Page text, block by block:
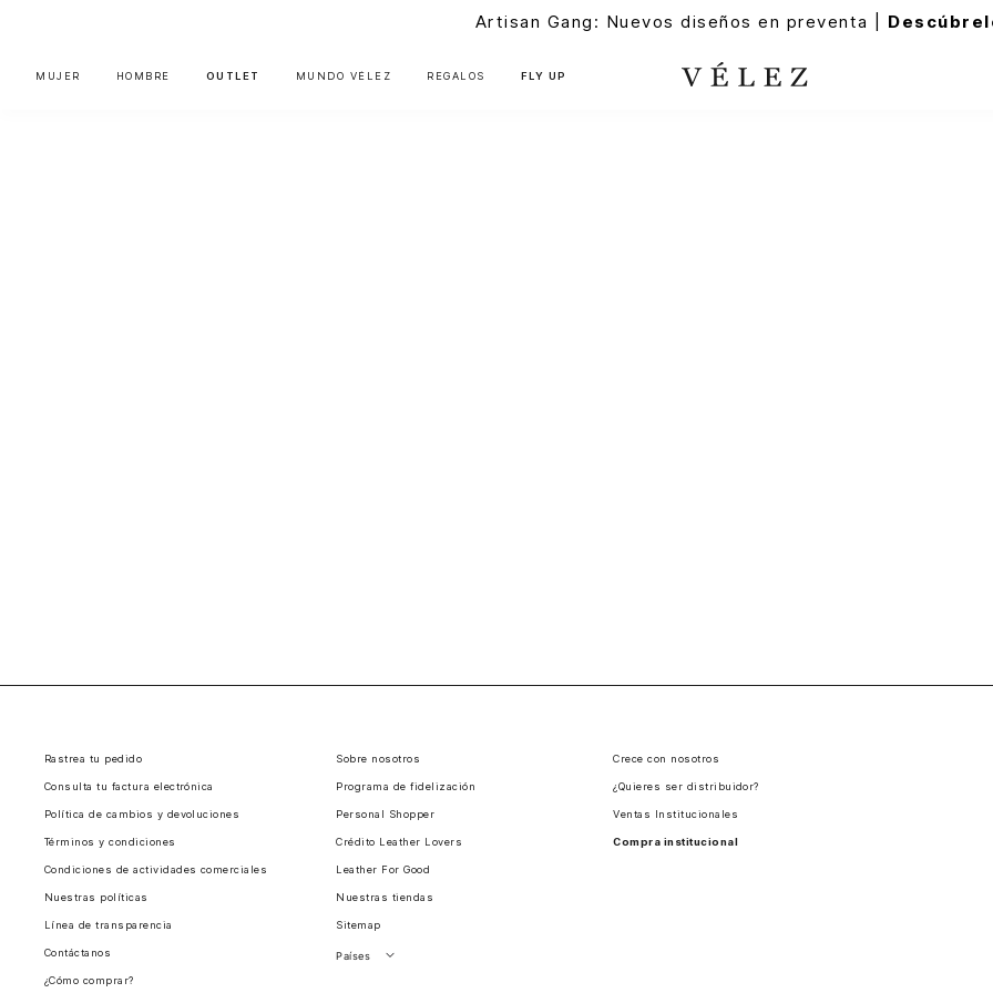
Artisan Gang: Nuevos diseños en preventa |
MUJER HOMBRE OUTLET MUNDO VÉLEZ REGALOS FLY UP
Rastrea tu pedido
Consulta tu factura electrónica
Política de cambios y devoluciones
Términos y condiciones
Condiciones de actividades comerciales
Nuestras políticas
Línea de transparencia
Contáctanos
¿Cómo comprar?
Sobre nosotros
Programa de fidelización
Personal Shopper
Crédito Leather Lovers
Leather For Good
Nuestras tiendas
Sitemap
Países
Crece con nosotros
¿Quieres ser distribuidor?
Ventas Institucionales
Compra institucional